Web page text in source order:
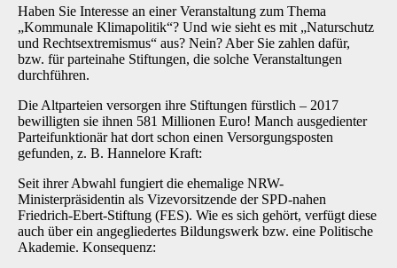
Haben Sie Interesse an einer Veranstaltung zum Thema
„Kommunale Klimapolitik“? Und wie sieht es mit „Naturschutz
und Rechtsextremismus“ aus? Nein? Aber Sie zahlen dafür,
bzw. für parteinahe Stiftungen, die solche Veranstaltungen
durchführen.
Die Altparteien versorgen ihre Stiftungen fürstlich – 2017
bewilligten sie ihnen 581 Millionen Euro! Manch ausgedienter
Parteifunktionär hat dort schon einen Versorgungsposten
gefunden, z. B. Hannelore Kraft:
Seit ihrer Abwahl fungiert die ehemalige NRW-
Ministerpräsidentin als Vizevorsitzende der SPD-nahen
Friedrich-Ebert-Stiftung (FES). Wie es sich gehört, verfügt diese
auch über ein angegliedertes Bildungswerk bzw. eine Politische
Akademie. Konsequenz: